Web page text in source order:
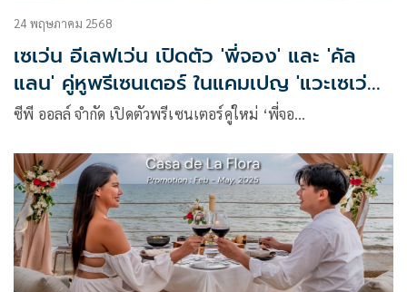
24 พฤษภาคม 2568
เซเว่น อีเลฟเว่น เปิดตัว 'พี่จอง' และ 'คัล
แลน' คู่หูพรีเซนเตอร์ ในแคมเปญ 'แวะเซเว่นฯ
เมื่อไหร่ก็ใจฟู'
ซีพี ออลล์ จำกัด เปิดตัวพรีเซนเตอร์คู่ใหม่ ‘พี่จอ…